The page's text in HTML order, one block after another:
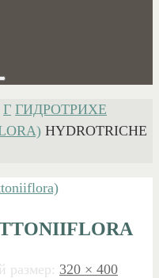
Г ГИДРОТРИХЕ
HYDROTRICHE
размер: 320 × 400